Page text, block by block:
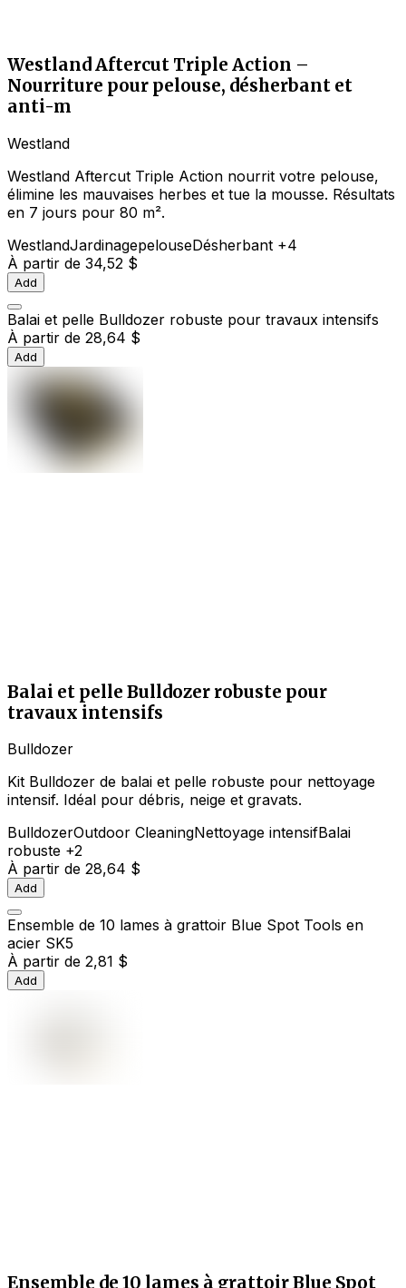
Westland Aftercut Triple Action –
Nourriture pour pelouse, désherbant et
anti-m
Westland
Westland Aftercut Triple Action nourrit votre pelouse,
élimine les mauvaises herbes et tue la mousse. Résultats
en 7 jours pour 80 m².
WestlandJardinagepelouseDésherbant +4
À partir de 34,52 $
Add
Balai et pelle Bulldozer robuste pour travaux intensifs
À partir de 28,64 $
Add
Balai et pelle Bulldozer robuste pour
travaux intensifs
Bulldozer
Kit Bulldozer de balai et pelle robuste pour nettoyage
intensif. Idéal pour débris, neige et gravats.
BulldozerOutdoor CleaningNettoyage intensifBalai
robuste +2
À partir de 28,64 $
Add
Ensemble de 10 lames à grattoir Blue Spot Tools en
acier SK5
À partir de 2,81 $
Add
Ensemble de 10 lames à grattoir Blue Spot